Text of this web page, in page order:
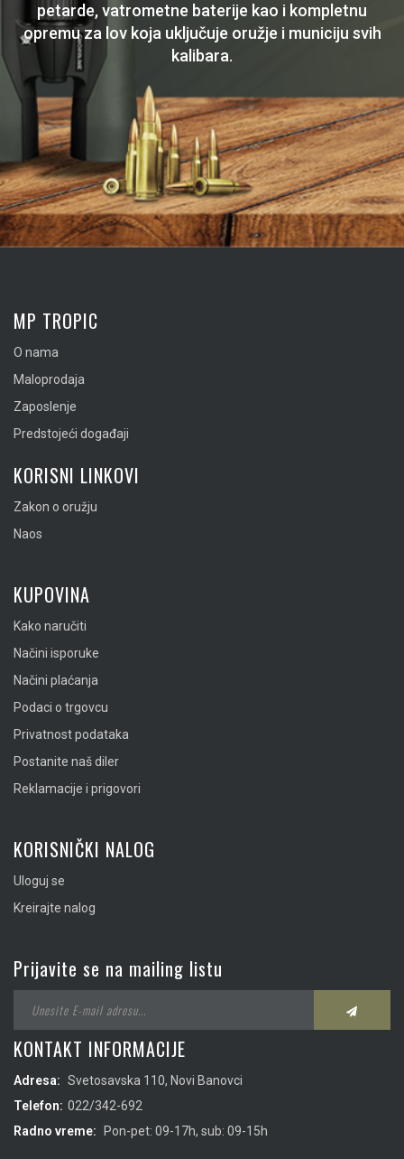
petarde, vatrometne baterije kao i kompletnu
opremu za lov koja uključuje oružje i municiju svih
kalibara.
MP TROPIC
O nama
Maloprodaja
Zaposlenje
Predstojeći događaji
KORISNI LINKOVI
Zakon o oružju
Naos
KUPOVINA
Kako naručiti
Načini isporuke
Načini plaćanja
Podaci o trgovcu
Privatnost podataka
Postanite naš diler
Reklamacije i prigovori
KORISNIČKI NALOG
Uloguj se
Kreirajte nalog
Prijavite se na mailing listu
KONTAKT INFORMACIJE
Adresa: Svetosavska 110, Novi Banovci
Telefon: 022/342-692
Radno vreme:
Pon-pet: 09-17h, sub: 09-15h